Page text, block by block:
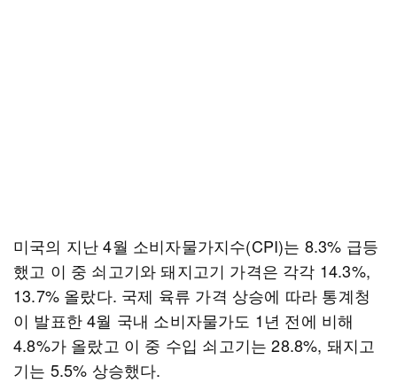
미국의 지난 4월 소비자물가지수(CPI)는 8.3% 급등
했고 이 중 쇠고기와 돼지고기 가격은 각각 14.3%,
13.7% 올랐다. 국제 육류 가격 상승에 따라 통계청
이 발표한 4월 국내 소비자물가도 1년 전에 비해
4.8%가 올랐고 이 중 수입 쇠고기는 28.8%, 돼지고
기는 5.5% 상승했다.